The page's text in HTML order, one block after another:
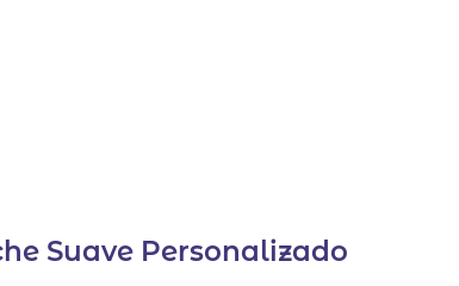
Suave Personalizado